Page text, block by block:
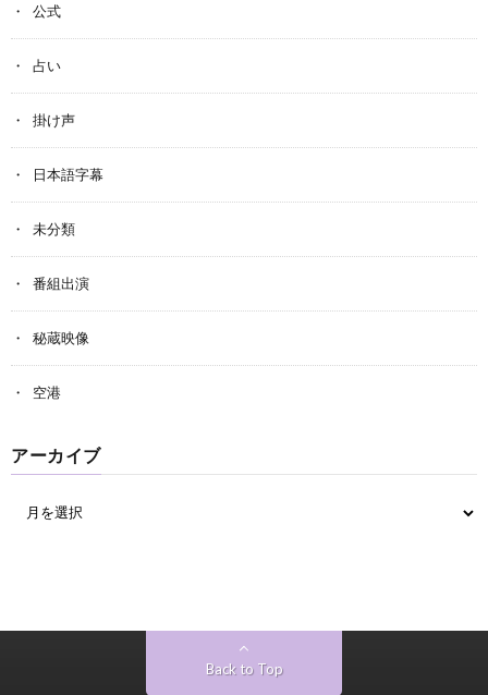
公式
占い
掛け声
日本語字幕
未分類
番組出演
秘蔵映像
空港
アーカイブ
Back to Top